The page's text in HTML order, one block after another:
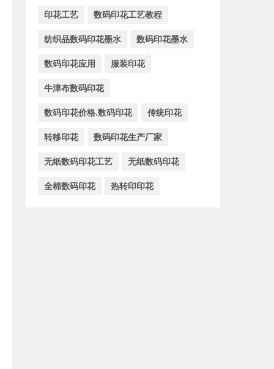
印花工艺 数码印花工艺教程
纺织品数码印花墨水 数码印花墨水
数码印花应用 服装印花
牛津布数码印花
数码印花价格.数码印花 传统印花
转移印花 数码印花生产厂家
无纸数码印花工艺 无纸数码印花
全棉数码印花 热转印印花